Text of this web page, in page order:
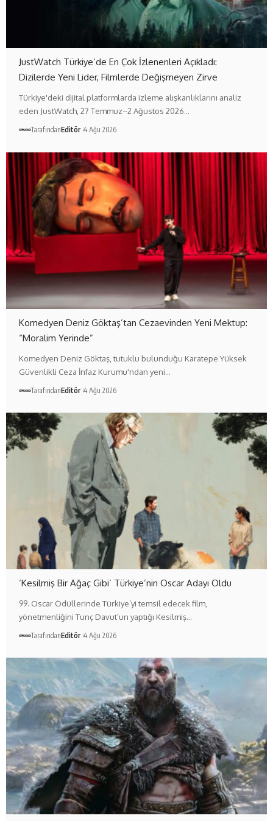
JustWatch Türkiye’de En Çok İzlenenleri Açıkladı:
Dizilerde Yeni Lider, Filmlerde Değişmeyen Zirve
Türkiye'deki dijital platformlarda izleme alışkanlıklarını analiz
eden JustWatch, 27 Temmuz–2 Ağustos 2026…
TarafındanEditör 4 Ağu 2026
Komedyen Deniz Göktaş’tan Cezaevinden Yeni Mektup:
“Moralim Yerinde”
Komedyen Deniz Göktaş, tutuklu bulunduğu Karatepe Yüksek
Güvenlikli Ceza İnfaz Kurumu'ndan yeni…
TarafındanEditör 4 Ağu 2026
‘Kesilmiş Bir Ağaç Gibi’ Türkiye’nin Oscar Adayı Oldu
99. Oscar Ödüllerinde Türkiye’yi temsil edecek film,
yönetmenliğini Tunç Davut’un yaptığı Kesilmiş…
TarafındanEditör 4 Ağu 2026